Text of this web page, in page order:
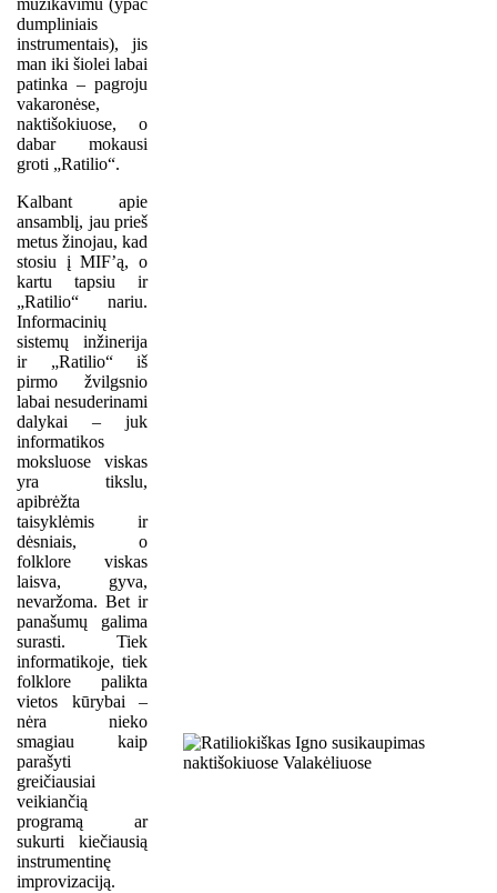
muzikavimu (ypač
dumpliniais
instrumentais), jis
man iki šiolei labai
patinka – pagroju
vakaronėse,
naktišokiuose, o
dabar mokausi
groti „Ratilio“.
Kalbant apie
ansamblį, jau prieš
metus žinojau, kad
stosiu į MIF’ą, o
kartu tapsiu ir
„Ratilio“ nariu.
Informacinių
sistemų inžinerija
ir „Ratilio“ iš
pirmo žvilgsnio
labai nesuderinami
dalykai – juk
informatikos
moksluose viskas
yra tikslu,
apibrėžta
taisyklėmis ir
dėsniais, o
folklore viskas
laisva, gyva,
nevaržoma. Bet ir
panašumų galima
surasti. Tiek
informatikoje, tiek
folklore palikta
vietos kūrybai –
nėra nieko
smagiau kaip
parašyti
greičiausiai
veikiančią
programą ar
sukurti kiečiausią
instrumentinę
improvizaciją.